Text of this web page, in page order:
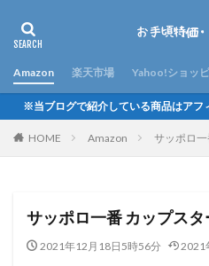
Amazon 楽天市場 Yahoo!ショッ
※当ブログで紹介している商品はア
HOME Amazon サッポロ
サッポロ一番 カップス
2021年12月18日5時56分 2021